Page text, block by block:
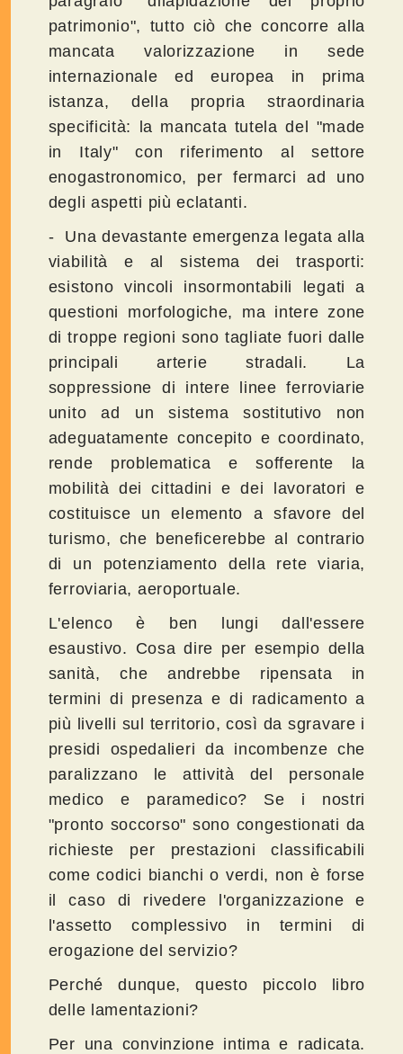
patrimonio", tutto ciò che concorre alla
mancata valorizzazione in sede
internazionale ed europea in prima
istanza, della propria straordinaria
specificità: la mancata tutela del "made
in Italy" con riferimento al settore
enogastronomico, per fermarci ad uno
degli aspetti più eclatanti.
- Una devastante emergenza legata alla
viabilità e al sistema dei trasporti:
esistono vincoli insormontabili legati a
questioni morfologiche, ma intere zone
di troppe regioni sono tagliate fuori dalle
principali arterie stradali. La
soppressione di intere linee ferroviarie
unito ad un sistema sostitutivo non
adeguatamente concepito e coordinato,
rende problematica e sofferente la
mobilità dei cittadini e dei lavoratori e
costituisce un elemento a sfavore del
turismo, che beneficerebbe al contrario
di un potenziamento della rete viaria,
ferroviaria, aeroportuale.
L'elenco è ben lungi dall'essere
esaustivo. Cosa dire per esempio della
sanità, che andrebbe ripensata in
termini di presenza e di radicamento a
più livelli sul territorio, così da sgravare i
presidi ospedalieri da incombenze che
paralizzano le attività del personale
medico e paramedico? Se i nostri
"pronto soccorso" sono congestionati da
richieste per prestazioni classificabili
come codici bianchi o verdi, non è forse
il caso di rivedere l'organizzazione e
l'assetto complessivo in termini di
erogazione del servizio?
Perché dunque, questo piccolo libro
delle lamentazioni?
Per una convinzione intima e radicata.